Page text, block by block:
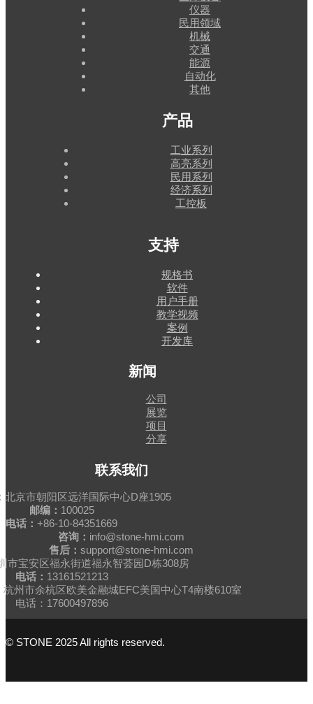
仪器
民用领域
机械
交通
能源
自动化
其他
产品
工业系列
高亮系列
民用系列
经济系列
工控板
支持
规格书
软件
用户手册
教学视频
案例
开发库
新闻
公司
展览
项目
分享
联系我们
北京市朝阳区远洋国际中心D座1905
邮编： 100025
电话： +86-10-84351669
咨询： info@stone-hmi.com
售后： support@stone-hmi.com
市宝安区福永街道福永智荟园D栋308房
电话： 13161521213
杭州市余杭区欧美金融城EFC美国中心T4南楼610室
电话：17600497896
© STONE 2025 All rights reserved.